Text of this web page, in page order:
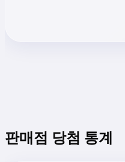
판매점 당첨 통계